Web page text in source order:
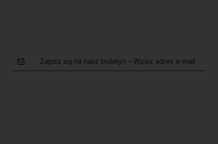
Zapisz się na nasz biuletyn – Wpisz adres e-mail